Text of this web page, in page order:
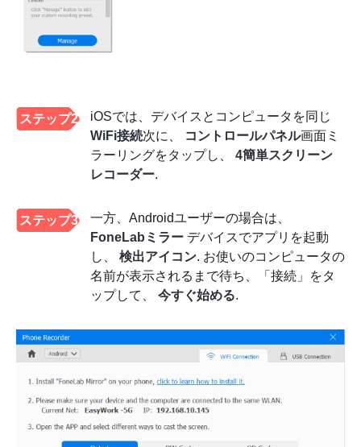
ステップ2
iOSでは、デバイスとコンピュータを同じ
WiFi接続次に、 コントロールパネル画面ミ
ラーリングをタップし、 4簡単スクリーン
レコーダー.
ステップ3
一方、Androidユーザーの場合は、
FoneLabミラー デバイスでアプリを起動
し、 検出アイコン. お使いのコンピュータの
名前が表示されるまで待ち、「接続」をタ
ップして、 今すぐ始める.